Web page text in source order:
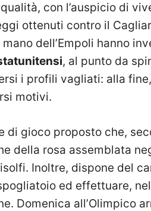
con l’auspicio di
ottenuti contro il
dell’Empoli hanno
, al punto da
i profili vagliati: alla
motivi.
di gioco proposto che,
della rosa assemblata
Inoltre, dispone del
ed effettuare,
Domenica all’Olimpico